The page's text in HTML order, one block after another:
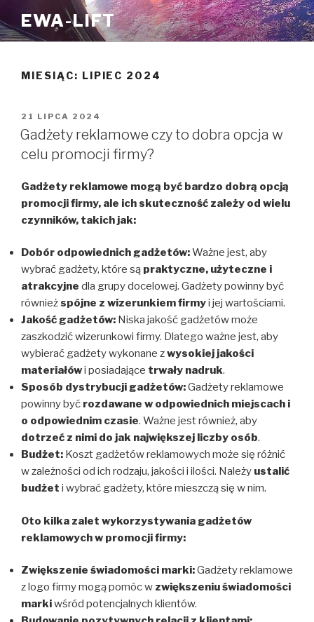
do
treści
EWA-LIFT
MIESIĄC: LIPIEC 2024
OPUBLIKOWANE
W
21 LIPCA 2024
Gadżety reklamowe czy to dobra opcja w
celu promocji firmy?
Gadżety reklamowe mogą być bardzo dobrą opcją
promocji firmy, ale ich skuteczność zależy od wielu
czynników, takich jak:
Dobór odpowiednich gadżetów:Ważne jest, aby
wybrać gadżety, które są praktyczne, użyteczne i
atrakcyjne dla grupy docelowej. Gadżety powinny być
równieżspójne z wizerunkiem firmyi jej wartościami.
Jakość gadżetów: Niska jakość gadżetów może
zaszkodzić wizerunkowi firmy. Dlatego ważne jest, aby
wybierać gadżety wykonane zwysokiej jakości
materiałówi posiadające trwały nadruk.
Sposób dystrybucji gadżetów:Gadżety reklamowe
powinny być rozdawane w odpowiednich miejscach i
o odpowiednim czasie. Ważne jest również, aby
dotrzeć z nimi do jak największej liczby osób.
Budżet: Koszt gadżetów reklamowych może się różnić
w zależności od ich rodzaju, jakości i ilości. Należy ustalić
budżet i wybrać gadżety, które mieszczą się w nim.
Oto kilka zalet wykorzystywania gadżetów
reklamowych w promocji firmy:
Zwiększenie świadomości marki:Gadżety reklamowe
z logo firmy mogą pomóc w zwiększeniu świadomości
markiwśród potencjalnych klientów.